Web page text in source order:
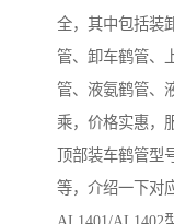
全，其中包括装
管、卸车鹤管、
管、液氨鹤管、
乘，价格实惠，
顶部装车鹤管型
等，介绍一下对